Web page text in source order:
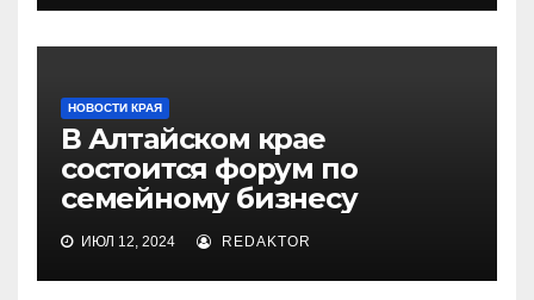
НОВОСТИ КРАЯ
В Алтайском крае
состоится форум по
семейному бизнесу
ИЮЛ 12, 2024 REDAKTOR